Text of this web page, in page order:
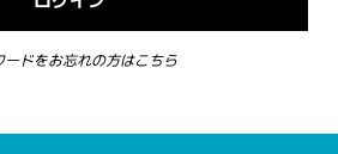
ードをお忘れの方はこちら